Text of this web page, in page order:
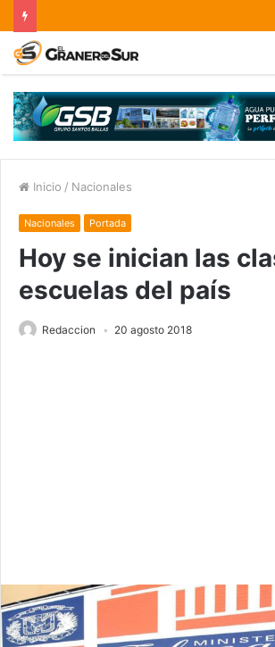
Inicio / Nacionales
Nacionales Portada
Hoy se inician las
escuelas del país
Redaccion 20 agosto 2018